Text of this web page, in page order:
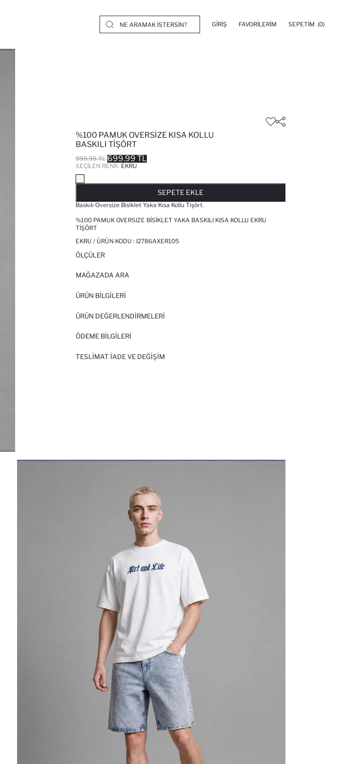
GIRIŞ FAVORILERIM SEPETIM (0)
%100 PAMUK OVERSIZE KISA KOLLU
BASKILI TIŞÖRT
999.99 TL 699.99 TL
SEÇILEN RENK: EKRU
SEPETE EKLE
Baskılı Oversize Bisiklet Yaka Kısa Kollu Tişört.
%100 PAMUK OVERSIZE BISIKLET YAKA BASKILI KISA KOLLU EKRU
TIŞÖRT
EKRU / ÜRÜN KODU : I2786AXER105
ÖLÇÜLER
MAĞAZADA ARA
ÜRÜN BILGILERI
ÜRÜN DEĞERLENDİRMELERİ
ÖDEME BİLGİLERİ
TESLIMAT İADE VE DEĞIŞIM